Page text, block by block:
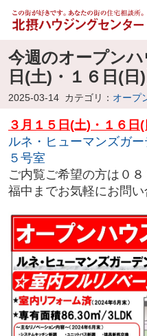
今週のオープン
日(土)・１６日(日)
2025-03-14 カテゴリ： オープ
３月１５日(土)・１６日(
ルネ・ヒューマンズガ
５号室
ご内覧ご希望の方は０
福中までお気軽にお問い